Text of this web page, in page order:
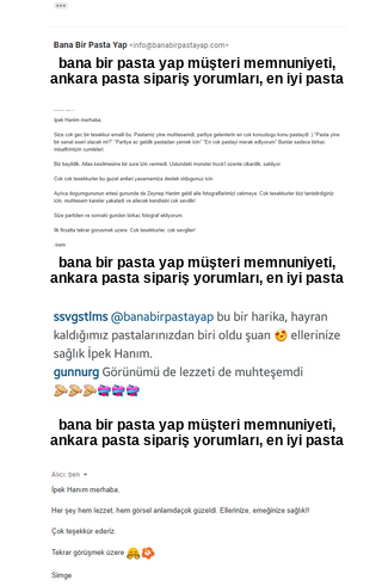
bana bir pasta yap müşteri memnuniyeti,
ankara pasta sipariş yorumları, en iyi pasta
bana bir pasta yap müşteri memnuniyeti,
ankara pasta sipariş yorumları, en iyi pasta
bana bir pasta yap müşteri memnuniyeti,
ankara pasta sipariş yorumları, en iyi pasta